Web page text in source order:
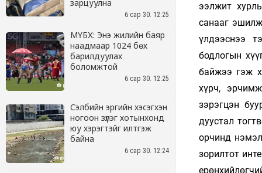
зарцуулна
6 сар 30. 12:25
МҮБХ: Энэ жилийн баяр
наадмаар 1024 бөх
барилдуулах
боломжтой
6 сар 30. 12:25
Сэлбийн эргийн хэсэгхэн
ногоон зүлэг хотынхонд
юу хэрэгтэйг илтгэж
байна
6 сар 30. 12:24